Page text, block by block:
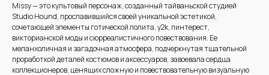
Missy — это культовый персонаж, созданный тайваньской студией
Studio Hound, прославившийся своей уникальной эстетикой,
сочетающей элементы готической лолитa, y2k, пинтерест,
викторианской моды и сюрреалистичного повествования. Ее
меланхоличная и загадочная атмосфера, подчеркнутая тщательной
проработкой деталей костюмов и аксессуаров, завоевала сердца
коллекционеров, ценящих сложную и повествовательную визуальную